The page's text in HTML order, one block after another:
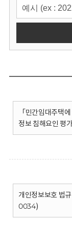
「민간임대주택
정보 침해요인 평
개인정보보호 법
0034)